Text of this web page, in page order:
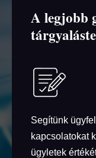
A legjobb
Segítünk
kapcsolatokat
ügyletek